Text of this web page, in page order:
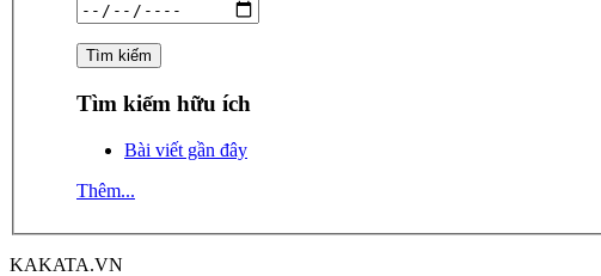
Tìm kiếm hữu ích
Bài viết gần đây
Thêm...
KAKATA.VN